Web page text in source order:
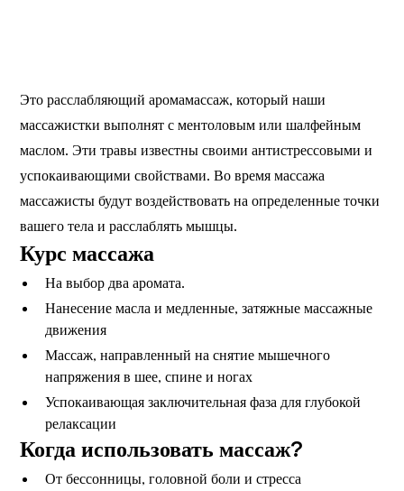
Это расслабляющий аромамассаж, который наши
массажистки выполнят с ментоловым или шалфейным
маслом. Эти травы известны своими антистрессовыми и
успокаивающими свойствами. Во время массажа
массажисты будут воздействовать на определенные точки
вашего тела и расслаблять мышцы.
Курс массажа
На выбор два аромата.
Нанесение масла и медленные, затяжные массажные
движения
Массаж, направленный на снятие мышечного
напряжения в шее, спине и ногах
Успокаивающая заключительная фаза для глубокой
релаксации
Когда использовать массаж?
От бессонницы, головной боли и стресса